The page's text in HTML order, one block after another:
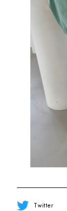
Twitter